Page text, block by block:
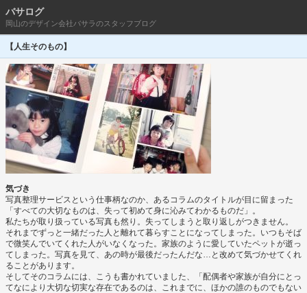
バサログ
岡山のデザイン会社バサラのスタッフブログ
【人生そのもの】
気づき
写真整理サービスという仕事柄なのか、あるコラムのタイトルが目に留まった
「すべての大切なものは、失って初めて身に沁みてわかるものだ」。
私たちが取り扱っている写真も然り。失ってしまうと取り返しがつきません。
それまでずっと一緒だった人と離れて暮らすことになってしまった。いつもそば
で微笑んでいてくれた人がいなくなった。家族のように愛していたペットが逝っ
てしまった。写真を見て、あの時が最後だったんだな…と改めて気づかせてくれ
ることがあります。
そしてそのコラムには、こうも書かれていました、「配偶者や家族が自分にとっ
てなにより大切な切実な存在であるのは、これまでに、ほかの誰のものでもない